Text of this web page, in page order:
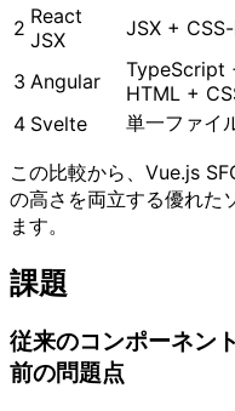
2 React
JSX
JSX +
3 Angular
TypeScript
HTML +
4 Svelte 単一ファイ
この比較から、Vue.js
の高さを両立する優れた
ます。
課題
従来のコンポーネン
前の問題点